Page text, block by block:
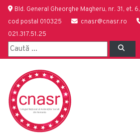
Bld. General Gheorghe Magheru, nr. 31, et.
cod postal 010325
cnasr@cnasr.ro
021.317.51.25